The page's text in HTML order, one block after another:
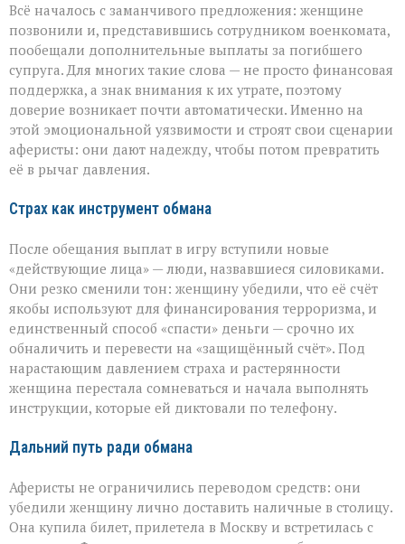
Всё началось с заманчивого предложения: женщине
позвонили и, представившись сотрудником военкомата,
пообещали дополнительные выплаты за погибшего
супруга. Для многих такие слова — не просто финансовая
поддержка, а знак внимания к их утрате, поэтому
доверие возникает почти автоматически. Именно на
этой эмоциональной уязвимости и строят свои сценарии
аферисты: они дают надежду, чтобы потом превратить
её в рычаг давления.
Страх как инструмент обмана
После обещания выплат в игру вступили новые
«действующие лица» — люди, назвавшиеся силовиками.
Они резко сменили тон: женщину убедили, что её счёт
якобы используют для финансирования терроризма, и
единственный способ «спасти» деньги — срочно их
обналичить и перевести на «защищённый счёт». Под
нарастающим давлением страха и растерянности
женщина перестала сомневаться и начала выполнять
инструкции, которые ей диктовали по телефону.
Дальний путь ради обмана
Аферисты не ограничились переводом средств: они
убедили женщину лично доставить наличные в столицу.
Она купила билет, прилетела в Москву и встретилась с